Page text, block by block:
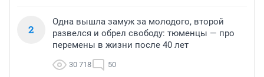
2
Одна вышла замуж за молодого, второй
развелся и обрел свободу: тюменцы — про
перемены в жизни после 40 лет
30 718 50